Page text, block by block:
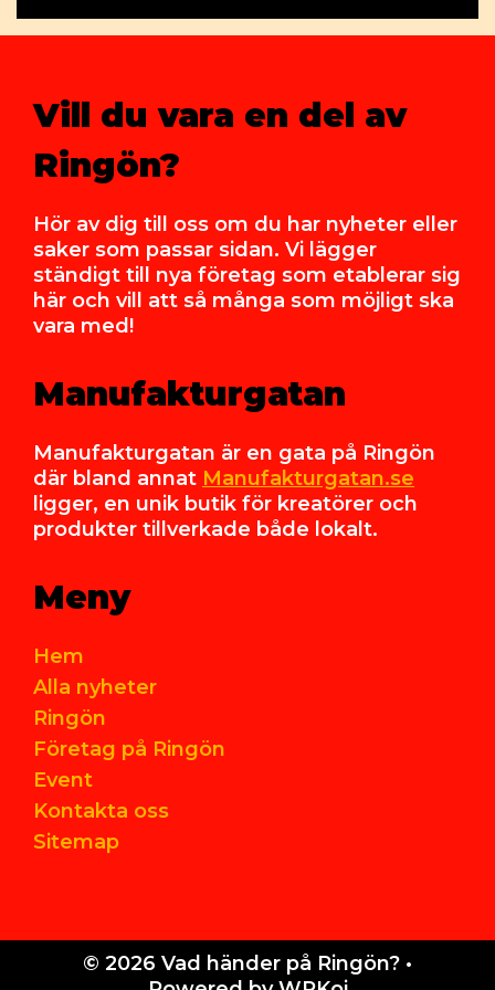
Vill du vara en del av
Ringön?
Hör av dig till oss om du har nyheter eller
saker som passar sidan. Vi lägger
ständigt till nya företag som etablerar sig
här och vill att så många som möjligt ska
vara med!
Manufakturgatan
Manufakturgatan är en gata på Ringön
där bland annat Manufakturgatan.se
ligger, en unik butik för kreatörer och
produkter tillverkade både lokalt.
Meny
Hem
Alla nyheter
Ringön
Företag på Ringön
Event
Kontakta oss
Sitemap
© 2026 Vad händer på Ringön? •